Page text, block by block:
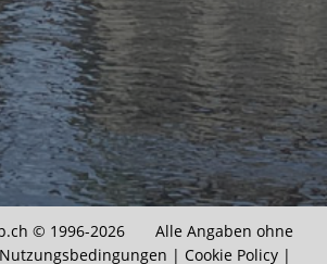
© 1996-2026 Alle Angaben ohne
Nutzungsbedingungen | Cookie Policy|